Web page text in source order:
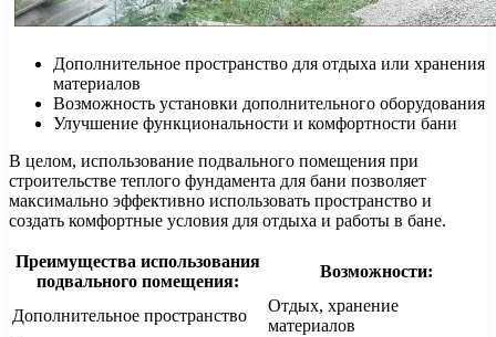
Дополнительное пространство для отдыха или хранения
материалов
Возможность установки дополнительного оборудования
Улучшение функциональности и комфортности бани
В целом, использование подвального помещения при
строительстве теплого фундамента для бани позволяет
максимально эффективно использовать пространство и
создать комфортные условия для отдыха и работы в бане.
Преимущества использования
подвального помещения:
Возможности:
Дополнительное пространство
Отдых, хранение
материалов